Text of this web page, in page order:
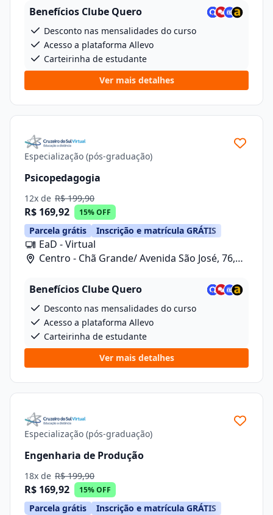
Benefícios Clube Quero
Desconto nas mensalidades do curso
Acesso a plataforma Allevo
Carteirinha de estudante
Ver mais detalhes
Especialização (pós-graduação)
Psicopedagogia
12x de R$ 199,90
R$ 169,92 15% OFF
Parcela grátis Inscrição e matrícula GRÁTIS
EaD - Virtual
Centro - Chã Grande/ Avenida São José, 76,
Benefícios Clube Quero
Desconto nas mensalidades do curso
Acesso a plataforma Allevo
Carteirinha de estudante
Ver mais detalhes
Especialização (pós-graduação)
Engenharia de Produção
18x de R$ 199,90
R$ 169,92 15% OFF
Parcela grátis Inscrição e matrícula GRÁTIS